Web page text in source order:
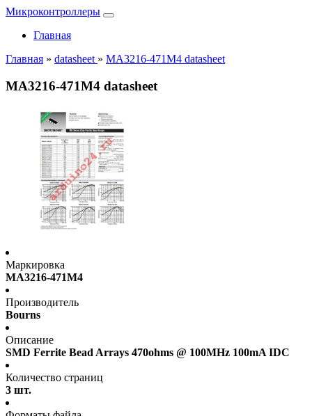
Микроконтроллеры
Главная
Главная » datasheet » MA3216-471M4 datasheet
MA3216-471M4 datasheet
Маркировка
MA3216-471M4
Производитель
Bourns
Описание
SMD Ferrite Bead Arrays 470ohms @ 100MHz 100mA IDC
Количество страниц
3 шт.